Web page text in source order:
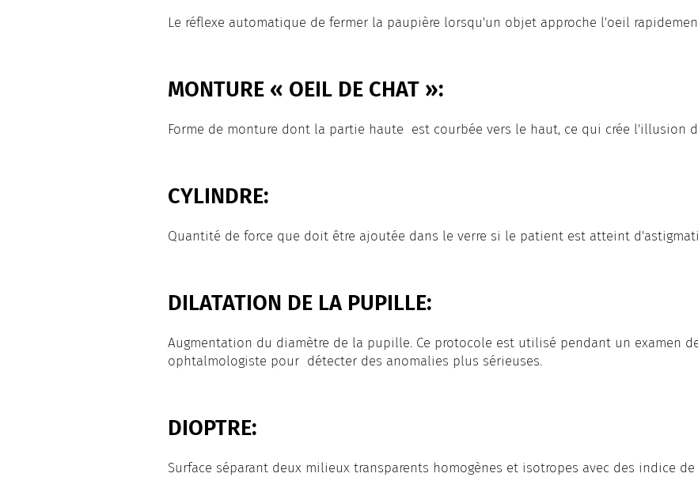
Le réflexe automatique de fermer la paupière lorsqu'un objet approche l'oeil
MONTURE « OEIL DE CHAT »:
Forme de monture dont la partie haute est courbée vers le haut, ce qui crée l'illusion
CYLINDRE:
Quantité de force que doit être ajoutée dans le verre si le patient est atteint
DILATATION DE LA PUPILLE:
Augmentation du diamètre de la pupille. Ce protocole est utilisé pendant un examen
ophtalmologiste pour détecter des anomalies plus sérieuses.
DIOPTRE:
Surface séparant deux milieux transparents homogènes et isotropes avec des indice